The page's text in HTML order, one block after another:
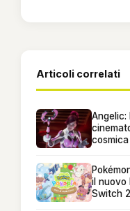
Articoli correlati
Angelic:
cosmica
il nuovo
Switch 2